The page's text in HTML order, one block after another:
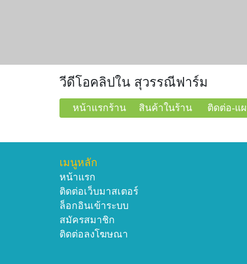
วีดีโอคลิปใน สุวรรณีฟาร์ม
หน้าแรกร้าน สินค้าในร้าน ติดต่อ-แ
เมนูหลัก
หน้าแรก
ติดต่อเว็บมาสเตอร์
ล็อกอินเข้าระบบ
สมัครสมาชิก
ติดต่อลงโฆษณา